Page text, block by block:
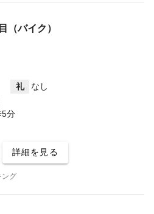
（バイク）
礼
なし
5分
詳細を見る
ング